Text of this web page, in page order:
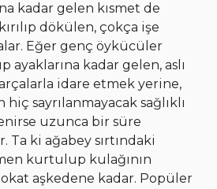
kadar gelen kısmet de
dökülen, çokça işe
Eğer genç öykücüler
ayaklarına kadar gelen, aslı
idare etmek yerine,
sayrılanmayacak sağlıklı
uzunca bir süre
ki ağabey sırtındaki
kurtulup kulağının
aşkedene kadar. Popüler